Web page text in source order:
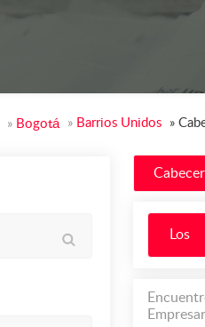
» Bogotá » Barrios Unidos »
Los